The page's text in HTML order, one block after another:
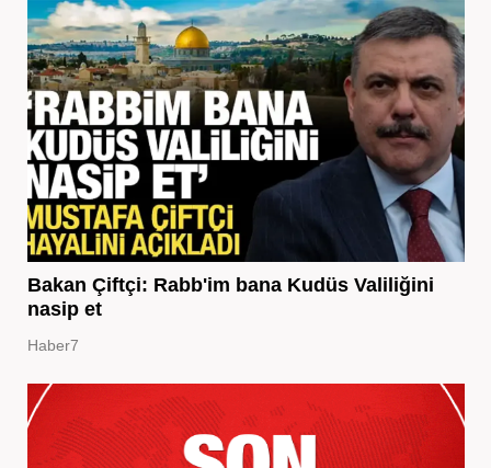
Bakan Çiftçi: Rabb'im bana Kudüs Valiliğini
nasip et
Haber7